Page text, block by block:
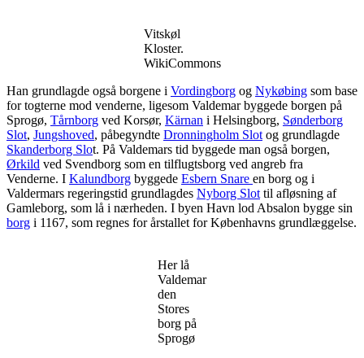
Vitskøl
Kloster.
WikiCommons
Han grundlagde også borgene i Vordingborg og Nykøbing som base
for togterne mod venderne, ligesom Valdemar byggede borgen på
Sprogø, Tårnborg ved Korsør, Kärnan i Helsingborg, Sønderborg
Slot, Jungshoved, påbegyndte Dronningholm Slot og grundlagde
Skanderborg Slot. På Valdemars tid byggede man også borgen,
Ørkild ved Svendborg som en tilflugtsborg ved angreb fra
Venderne. I Kalundborg byggede Esbern Snare en borg og i
Valdermars regeringstid grundlagdes Nyborg Slot til afløsning af
Gamleborg, som lå i nærheden. I byen Havn lod Absalon bygge sin
borg i 1167, som regnes for årstallet for Københavns grundlæggelse.
Her lå
Valdemar
den
Stores
borg på
Sprogø